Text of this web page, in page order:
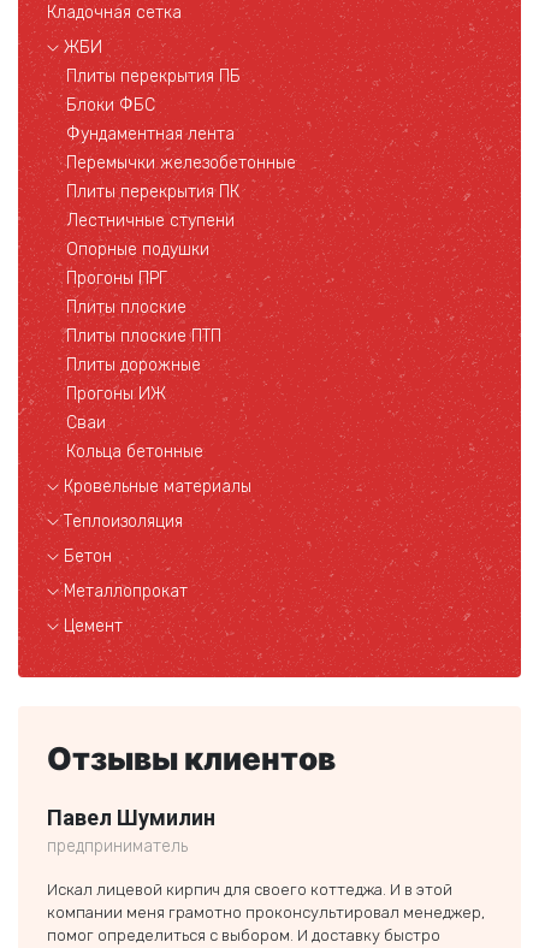
Кладочная сетка
ЖБИ
Плиты перекрытия ПБ
Блоки ФБС
Фундаментная лента
Перемычки железобетонные
Плиты перекрытия ПК
Лестничные ступени
Опорные подушки
Прогоны ПРГ
Плиты плоские
Плиты плоские ПТП
Плиты дорожные
Прогоны ИЖ
Сваи
Кольца бетонные
Кровельные материалы
Теплоизоляция
Бетон
Металлопрокат
Цемент
Отзывы клиентов
Павел Шумилин
предприниматель
Искал лицевой кирпич для своего коттеджа. И в этой
компании меня грамотно проконсультировал менеджер,
помог определиться с выбором. И доставку быстро